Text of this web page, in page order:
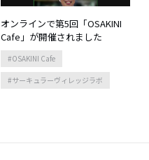
オンラインで第5回「OSAKINI
Cafe」が開催されました
OSAKINI Cafe
サーキュラーヴィレッジラボ